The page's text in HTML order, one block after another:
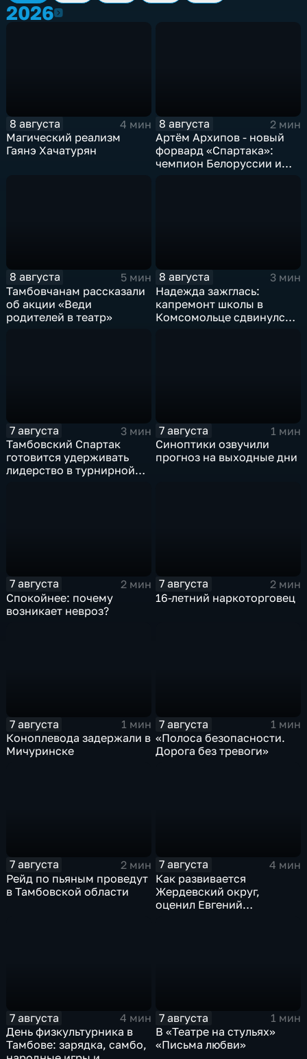
20262026
8 августа
4 мин
Магический реализм
Гаянэ Хачатурян
8 августа
2 мин
Артём Архипов - новый
форвард «Спартака»:
чемпион Белоруссии и
8 августа
5 мин
Тамбовчанам рассказали
об акции «Веди
родителей в театр»
8 августа
3 мин
Надежда зажглась:
капремонт школы в
Комсомольце сдвинулся с
7 августа
3 мин
Тамбовский Спартак
готовится удерживать
лидерство в турнирной
7 августа
1 мин
Синоптики озвучили
прогноз на выходные дни
7 августа
2 мин
Спокойнее: почему
возникает невроз?
7 августа
2 мин
16-летний наркоторговец
7 августа
1 мин
Коноплевода задержали в
Мичуринске
7 августа
1 мин
«Полоса безопасности.
Дорога без тревоги»
7 августа
2 мин
Рейд по пьяным проведут
в Тамбовской области
7 августа
4 мин
Как развивается
Жердевский округ,
оценил Евгений
7 августа
4 мин
День физкультурника в
Тамбове: зарядка, самбо,
7 августа
1 мин
В «Театре на стульях»
«Письма любви»